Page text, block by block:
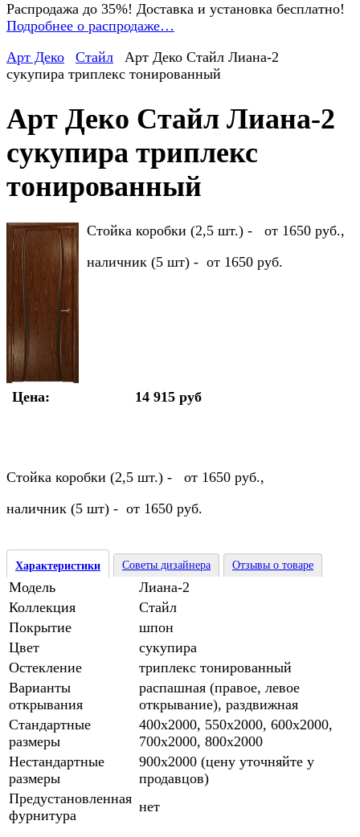
Распродажа до 35%! Доставка и установка бесплатно!
Подробнее о распродаже…
Арт Деко
Стайл
Арт Деко Стайл Лиана-2
сукупира триплекс тонированный
Арт Деко Стайл Лиана-2
сукупира триплекс
тонированный
Стойка коробки (2,5 шт.) - от 1650 руб.,
наличник (5 шт) - от 1650 руб.
Цена: 14 915 руб
Стойка коробки (2,5 шт.) - от 1650 руб.,
наличник (5 шт) - от 1650 руб.
Характеристики Советы дизайнера Отзывы о товаре
Модель
Лиана-2
Коллекция
Стайл
Покрытие
шпон
Цвет
сукупира
Остекление
триплекс тонированный
Варианты
открывания
распашная (правое, левое
открывание), раздвижная
Стандартные
размеры
400х2000, 550х2000, 600х2000,
700х2000, 800х2000
Нестандартные
размеры
900х2000 (цену уточняйте у
продавцов)
Предустановленная
фурнитура
нет